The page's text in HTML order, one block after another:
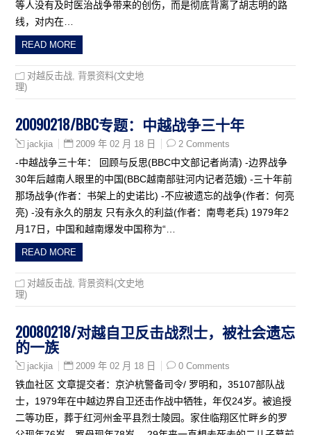
等人没有及时医治战争带来的创伤，而是彻底背离了胡志明的路
线，对内在…
READ MORE
对越反击战 背景资料(文史地
理)
20090218/BBC专题：中越战争三十年
jackjia 2009 年 02 月 18 日 2 Comments
-中越战争三十年： 回顾与反思(BBC中文部记者尚清) -边界战争
30年后越南人眼里的中国(BBC越南部驻河内记者范娥) -三十年前
那场战争(作者：书架上的史诺比) -不应被遗忘的战争(作者：何亮
亮) -没有永久的朋友 只有永久的利益(作者：南粤老兵) 1979年2
月17日，中国和越南爆发中国称为“…
READ MORE
对越反击战 背景资料(文史地
理)
20080218/对越自卫反击战烈士，被社会遗忘
的一族
jackjia 2009 年 02 月 18 日 0 Comments
铁血社区 文章提交者：京沪杭警备司令/ 罗明和，35107部队战
士，1979年在中越边界自卫还击作战中牺牲，年仅24岁。被追授
二等功臣，葬于红河州金平县烈士陵园。家住临翔区忙畔乡的罗